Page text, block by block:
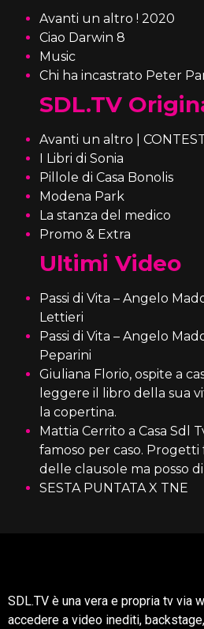
Avanti un altro ! 2020
Ciao Darwin 8
Music
Chi ha incastrato Peter
SDL.TV
Avanti un altro |
I Libri di Sonia
Pillole di Casa Bonolis
Modena Park
La stanza del medico
Promo & Extra
Ultimi Video
Passi di Vita – Angelo
Lettieri
Passi di Vita – Angelo
Peparini
Giuliana Florio, ospite a
leggere il libro della sua
la copertina.
Mattia Cerrito a Casa Sdl
famoso per caso.
delle clausole ma posso
SESTA PUNTATA X TNE
SDL.TV è una vera e propria tv via
accedere a video inediti,